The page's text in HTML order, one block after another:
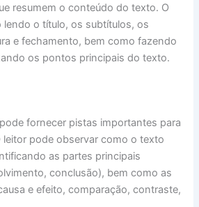
resumem o conteúdo do texto. O
lendo o título, os subtítulos, os
e fechamento, bem como fazendo
os pontos principais do texto.
fornecer pistas importantes para
leitor pode observar como o texto
as partes principais
conclusão), bem como as
e efeito, comparação, contraste,